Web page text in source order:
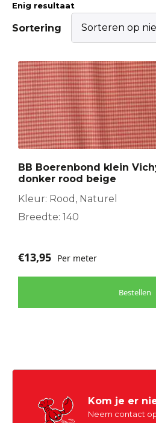
Enig resultaat
Sortering
BB Boerenbond klein
donker rood beige
Kleur: Rood, Naturel
Breedte: 140
€13,95 Per meter
Bestellen
Kom je er
Neem contact